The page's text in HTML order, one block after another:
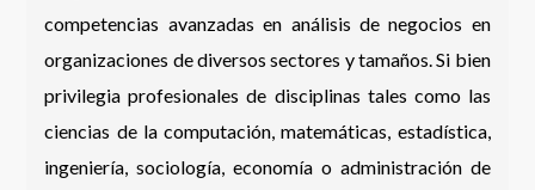
competencias avanzadas en análisis de negocios en
organizaciones de diversos sectores y tamaños. Si bien
privilegia profesionales de disciplinas tales como las
ciencias de la computación, matemáticas, estadística,
ingeniería, sociología, economía o administración de